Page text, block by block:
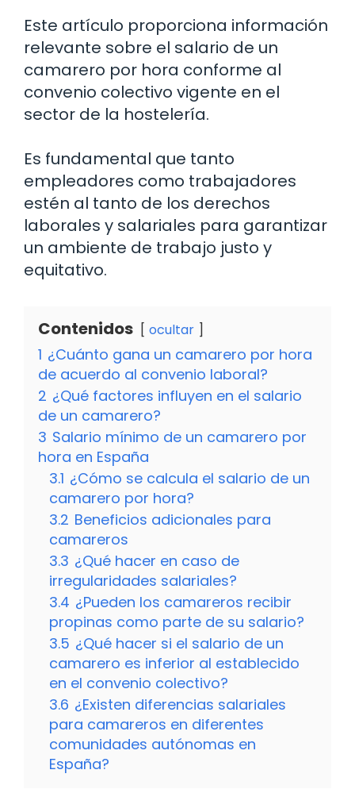
Este artículo proporciona información
relevante sobre el salario de un
camarero por hora conforme al
convenio colectivo vigente en el
sector de la hostelería.
Es fundamental que tanto
empleadores como trabajadores
estén al tanto de los derechos
laborales y salariales para garantizar
un ambiente de trabajo justo y
equitativo.
Contenidos ocultar
1 ¿Cuánto gana un camarero por hora
de acuerdo al convenio laboral?
2 ¿Qué factores influyen en el salario
de un camarero?
3 Salario mínimo de un camarero por
hora en España
3.1 ¿Cómo se calcula el salario de un
camarero por hora?
3.2 Beneficios adicionales para
camareros
3.3 ¿Qué hacer en caso de
irregularidades salariales?
3.4 ¿Pueden los camareros recibir
propinas como parte de su salario?
3.5 ¿Qué hacer si el salario de un
camarero es inferior al establecido
en el convenio colectivo?
3.6 ¿Existen diferencias salariales
para camareros en diferentes
comunidades autónomas en
España?